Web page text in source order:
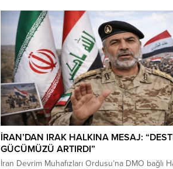
alan bir siyasi pozisyon belgesi niteliğindedir.
içeriği, Türkiye’nin iç siyasi dengelerine...
İRAN’DAN IRAK HALKINA MESAJ:
GÜCÜMÜZÜ ARTIRDI”
İran Devrim Muhafızları Ordusu’na DMO bağlı